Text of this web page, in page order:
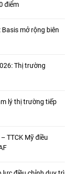
điểm
mở rộng biên
Thị trường
lý thị trường tiếp
TTCK Mỹ điều